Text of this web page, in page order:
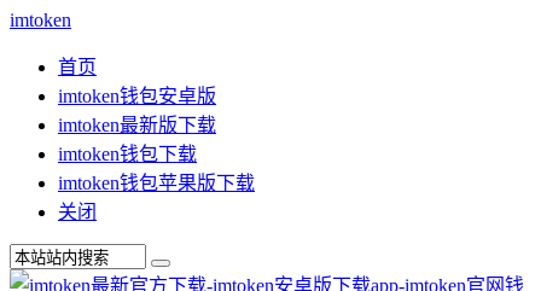
imtoken
首页
imtoken钱包安卓版
imtoken最新版下载
imtoken钱包下载
imtoken钱包苹果版下载
关闭